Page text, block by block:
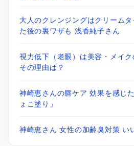
大人のクレンジングはクリーム
た後の裏ワザも 浅香純子さん
視力低下（老眼）は美容・メイ
その理由は？
神崎恵さんの唇ケア 効果を感じ
ょこ塗り」
神崎恵さん 女性の加齢臭対策 い